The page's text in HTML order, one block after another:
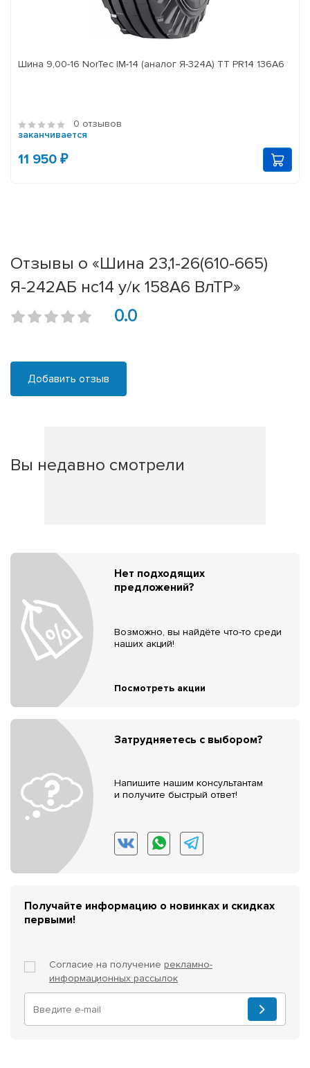
Шина 9,00-16 NorTec IM-14 (аналог Я-324А) ТТ PR14 136А6
0 отзывов
заканчивается
11 950 ₽
Отзывы о «Шина 23,1-26(610-665)
Я-242АБ нс14 у/к 158A6 ВлТР»
0.0
Добавить отзыв
Вы недавно смотрели
Нет подходящих
предложений?
Возможно, вы найдёте что-то среди
наших акций!
Посмотреть акции
Затрудняетесь с выбором?
Напишите нашим консультантам
и получите быстрый ответ!
Получайте информацию о новинках и скидках
первыми!
Согласие на получение рекламно-
информационных рассылок